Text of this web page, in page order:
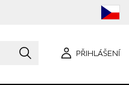
PŘIHLÁŠENÍ